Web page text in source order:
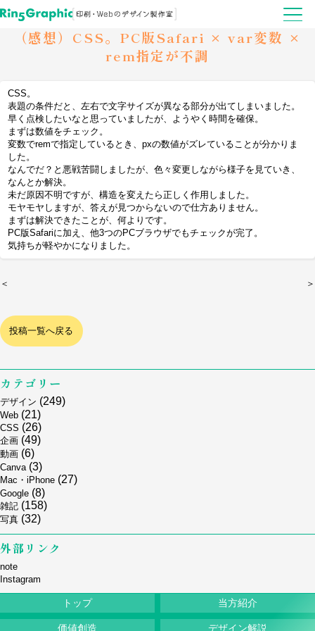
（感想）CSS。PC版Safari × var変数 ×
rem指定が不調
CSS。
表題の条件だと、左右で文字サイズが異なる部分が出てしまいました。
早く点検したいなと思っていましたが、ようやく時間を確保。
まずは数値をチェック。
変数でremで指定しているとき、pxの数値がズレていることが分かりま
した。
なんでだ？と悪戦苦闘しましたが、色々変更しながら様子を見ていき、
なんとか解決。
未だ原因不明ですが、構造を変えたら正しく作用しました。
モヤモヤしますが、答えが見つからないので仕方ありません。
まずは解決できたことが、何よりです。
PC版Safariに加え、他3つのPCブラウザでもチェックが完了。
気持ちが軽やかになりました。
＜ ＞
投稿一覧へ戻る
カテゴリー
デザイン (249)
Web (21)
CSS (26)
企画 (49)
動画 (6)
Canva (3)
Mac・iPhone (27)
Google (8)
雑記 (158)
写真 (32)
外部リンク
note
Instagram
トップ 当方紹介
価値創造 デザイン解説